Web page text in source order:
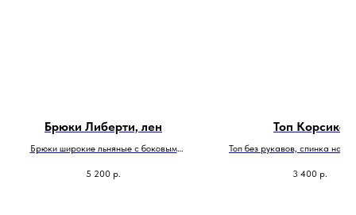
Брюки Либерти, лен
Брюки широкие льняные с боковым
меланж
5 200 р.
Топ Корсика
Топ без рукавов, спинка на
3 400 р.